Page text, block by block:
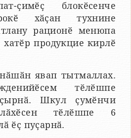
ҫимӗҫ блокӗсенче
хӑҫан тухнине
рационӗ менюпа
продукцие кирлӗ
явап тытмаллах.
тӗлӗшпе
ҫырнӑ. Шкул ҫумӗнчи
тӗлӗшпе 6
ӗҫ пуҫарнӑ.